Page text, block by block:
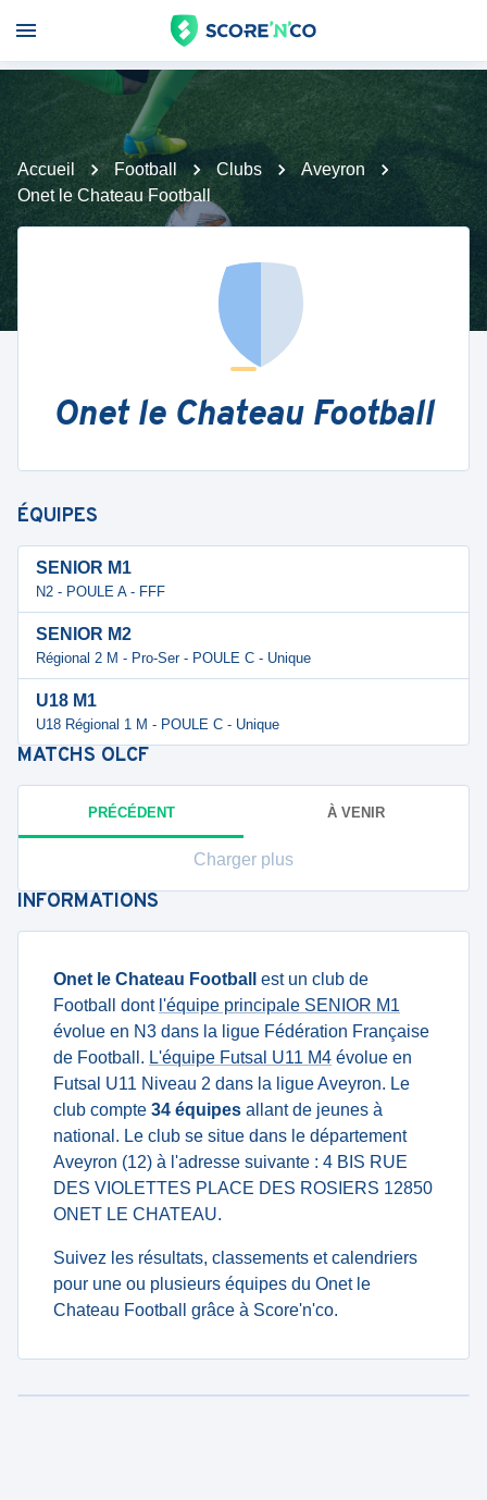
Accueil Football Clubs
Aveyron
Onet le Chateau Football
Onet le Chateau Football
ÉQUIPES
SENIOR M1
N2 - POULE A - FFF
SENIOR M2
Régional 2 M - Pro-Ser - POULE C - Unique
U18 M1
U18 Régional 1 M - POULE C - Unique
MATCHS OLCF
PRÉCÉDENT À VENIR
Charger plus
INFORMATIONS
Onet le Chateau Football
est un club de
Football dont l'équipe principale SENIOR M1
évolue en N3 dans la ligue Fédération Française
de Football. L'équipe Futsal U11 M4 évolue en
Futsal U11 Niveau 2 dans la ligue Aveyron. Le
club compte 34 équipes allant de jeunes à
national. Le club se situe dans le département
Aveyron (12) à l'adresse suivante : 4 BIS RUE
DES VIOLETTES PLACE DES ROSIERS 12850
ONET LE CHATEAU.
Suivez les résultats, classements et calendriers
pour une ou plusieurs équipes du Onet le
Chateau Football grâce à Score'n'co.